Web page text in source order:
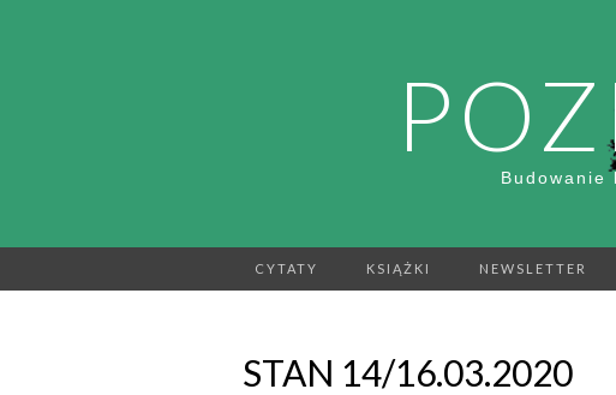
Budowanie
CYTATY KSIĄŻKI NEWSLETTER
STAN 14/16.03.2020